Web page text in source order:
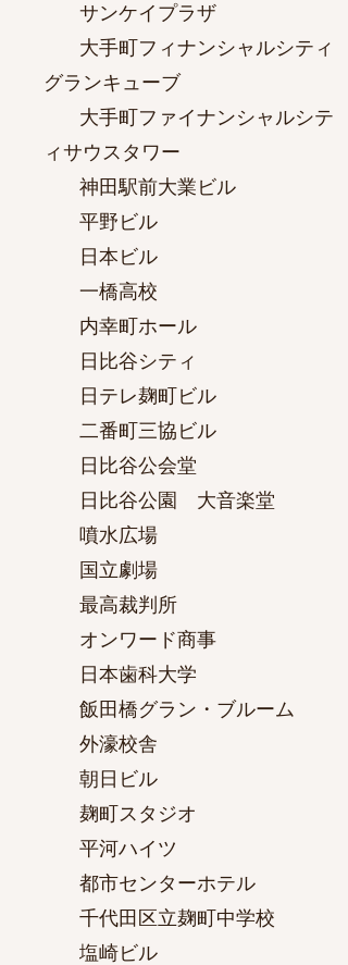
サンケイプラザ
大手町フィナンシャルシティ
グランキューブ
大手町ファイナンシャルシテ
ィサウスタワー
神田駅前大業ビル
平野ビル
日本ビル
一橋高校
内幸町ホール
日比谷シティ
日テレ麹町ビル
二番町三協ビル
日比谷公会堂
日比谷公園 大音楽堂
噴水広場
国立劇場
最高裁判所
オンワード商事
日本歯科大学
飯田橋グラン・ブルーム
外濠校舎
朝日ビル
麹町スタジオ
平河ハイツ
都市センターホテル
千代田区立麹町中学校
塩崎ビル